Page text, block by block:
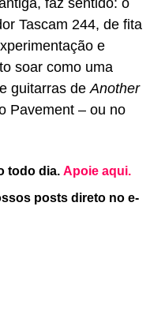
faz sentido: o
Tascam 244, de fita
e
soar como uma
guitarras deAnother
Pavement – ou no
todo dia. Apoie aqui.
posts direto no e-